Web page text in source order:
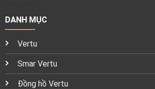
DANH MỤC
Vertu
Smar Vertu
Đồng hồ Vertu